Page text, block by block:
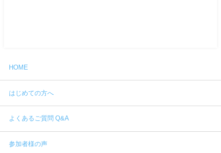
HOME
はじめての方へ
よくあるご質問 Q&A
参加者様の声